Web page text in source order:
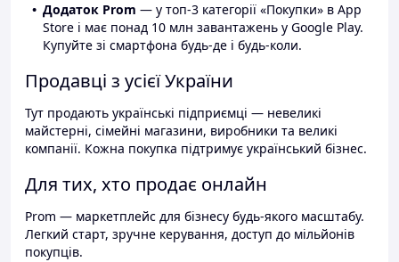
Додаток Prom — у топ-3 категорії «Покупки» в App
Store і має понад 10 млн завантажень у Google Play.
Купуйте зі смартфона будь-де і будь-коли.
Продавці з усієї України
Тут продають українські підприємці — невеликі
майстерні, сімейні магазини, виробники та великі
компанії. Кожна покупка підтримує український бізнес.
Для тих, хто продає онлайн
Prom — маркетплейс для бізнесу будь-якого масштабу.
Легкий старт, зручне керування, доступ до мільйонів
покупців.